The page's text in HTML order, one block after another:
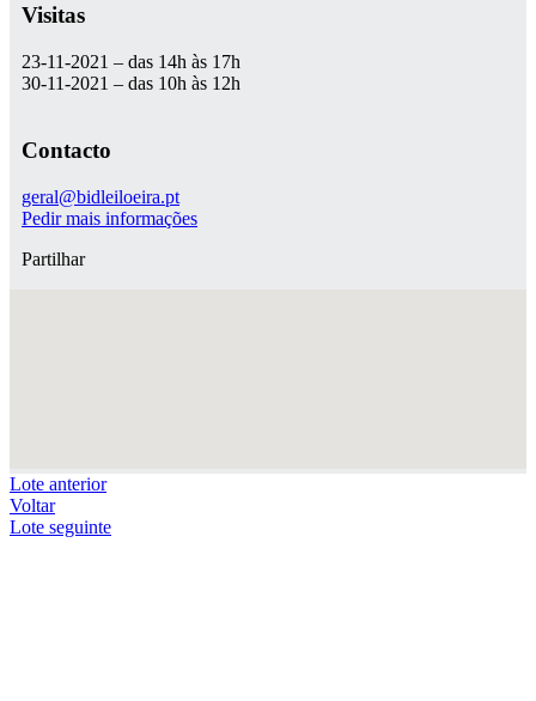
Visitas
23-11-2021 – das 14h às 17h
30-11-2021 – das 10h às 12h
Contacto
geral@bidleiloeira.pt
Pedir mais informações
Partilhar
Lote anterior
Voltar
Lote seguinte